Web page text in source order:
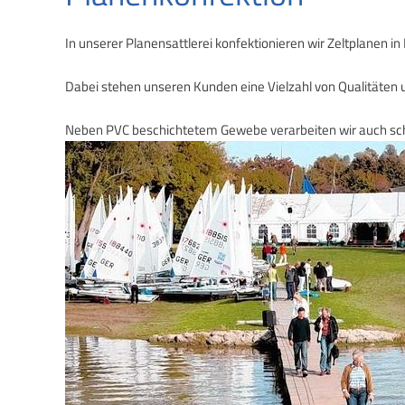
In unserer Planensattlerei konfektionieren wir Zeltplanen
Dabei stehen unseren Kunden eine Vielzahl von Qualitäten
Neben PVC beschichtetem Gewebe verarbeiten wir auch